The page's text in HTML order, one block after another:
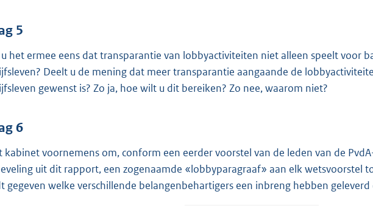
5
het ermee eens dat transparantie van lobbyactiviteiten niet alleen speelt voor
Deelt u de mening dat meer transparantie aangaande de
gewenst is? Zo ja, hoe wilt u dit bereiken? Zo nee, waarom niet?
6
kabinet voornemens om, conform een eerder voorstel van de leden van de
uit dit rapport, een zogenaamde «lobbyparagraaf» aan elk wetsvoorstel
gegeven welke verschillende belangenbehartigers een inbreng hebben geleverd